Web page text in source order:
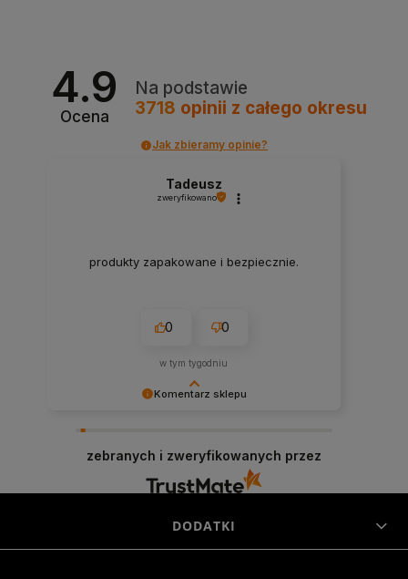
4.9
Ocena
Na podstawie
3718 opinii z całego okresu
Jak zbieramy opinie?
Komentarz sklepu
w naszym sklepie pozostaną z Tobą na dłużej. Z
serdecznymi pozdrowieniami, zespół Morowo
Tadeusz
zweryfikowano
produkty zapakowane i bezpiecznie.
0 0
w tym tygodniu
zebranych i zweryfikowanych przez
DODATKI